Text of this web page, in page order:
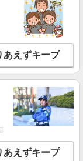
事業部/仙台オフィ
あり） ※給与
東北本線「金谷
を見る
事業部/仙台オフィ
あえずキープ
市岩槻区・久喜市・
あえずキープ